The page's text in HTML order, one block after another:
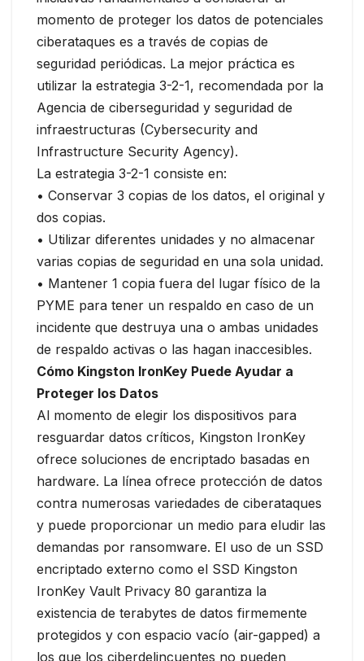
momento de proteger los datos de potenciales
ciberataques es a través de copias de
seguridad periódicas. La mejor práctica es
utilizar la estrategia 3-2-1, recomendada por la
Agencia de ciberseguridad y seguridad de
infraestructuras (Cybersecurity and
Infrastructure Security Agency).
La estrategia 3-2-1 consiste en:
• Conservar 3 copias de los datos, el original y
dos copias.
• Utilizar diferentes unidades y no almacenar
varias copias de seguridad en una sola unidad.
• Mantener 1 copia fuera del lugar físico de la
PYME para tener un respaldo en caso de un
incidente que destruya una o ambas unidades
de respaldo activas o las hagan inaccesibles.
Cómo Kingston IronKey Puede Ayudar a
Proteger los Datos
Al momento de elegir los dispositivos para
resguardar datos críticos, Kingston IronKey
ofrece soluciones de encriptado basadas en
hardware. La línea ofrece protección de datos
contra numerosas variedades de ciberataques
y puede proporcionar un medio para eludir las
demandas por ransomware. El uso de un SSD
encriptado externo como el SSD Kingston
IronKey Vault Privacy 80 garantiza la
existencia de terabytes de datos firmemente
protegidos y con espacio vacío (air-gapped) a
los que los ciberdelincuentes no pueden